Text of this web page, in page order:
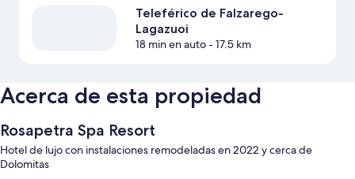
Teleférico de Falzarego-
Lagazuoi
18 min en auto- 17.5 km
Acerca de esta propiedad
Rosapetra Spa Resort
Hotel de lujo con instalaciones remodeladas en 2022 y cerca de
Dolomitas